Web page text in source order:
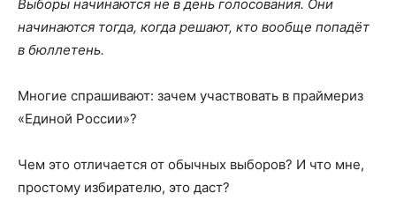
Выборы начинаются не в день голосования. Они
начинаются тогда, когда решают, кто вообще попадёт
в бюллетень.
Многие спрашивают: зачем участвовать в праймериз
«Единой России»?
Чем это отличается от обычных выборов? И что мне,
простому избирателю, это даст?